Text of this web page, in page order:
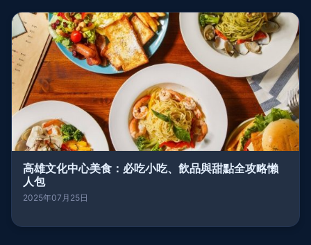
高雄文化中心美食：必吃小吃、飲品與甜點全攻略懶
人包
2025年07月25日